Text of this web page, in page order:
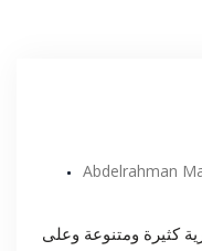
Abdelrahman
كثيرة ومتنوعة وعلى